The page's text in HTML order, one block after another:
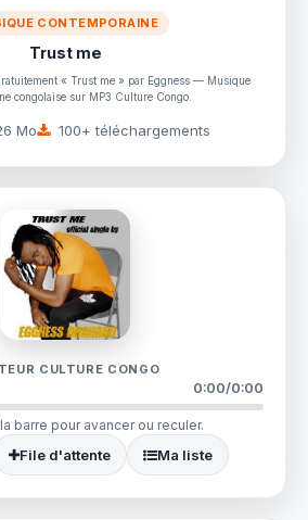
CONTEMPORAINE
Trust me
« Trust me » par Eggness — Musique
congolaise sur MP3 Culture Congo.
Mo 100+ téléchargements
CULTURE CONGO
0:00/0:00
barre pour avancer ou reculer.
File d'attente Ma liste